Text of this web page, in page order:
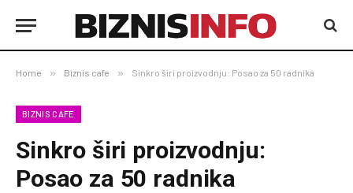
Home » Biznis cafe » Sinkro širi proizvodnju: Posao za 50 radnika
BIZNIS CAFE
Sinkro širi proizvodnju:
Posao za 50 radnika